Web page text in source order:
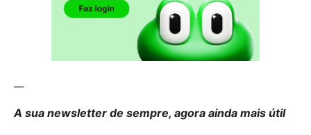
A sua newsletter de sempre, agora ainda mais útil